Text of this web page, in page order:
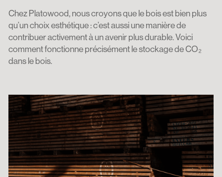
Chez Platowood, nous croyons que le bois est bien plus
qu’un choix esthétique : c’est aussi une manière de
contribuer activement à un avenir plus durable. Voici
comment fonctionne précisément le stockage de CO₂
dans le bois.